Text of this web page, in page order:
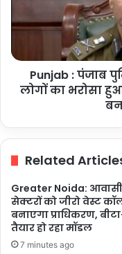
कई
पर
मुकदमा
केंद्रित
से
के
लिए
बना
सुरक्षित
माहौल
Punjab : पंजाब
लोगों का भरोसा
Related
Greater Noida:
सेक्टरों को जीरो वेस्ट
बनाएगा प्राधिकरण,
तैयार हो रहा मॉडल
7 minutes ago